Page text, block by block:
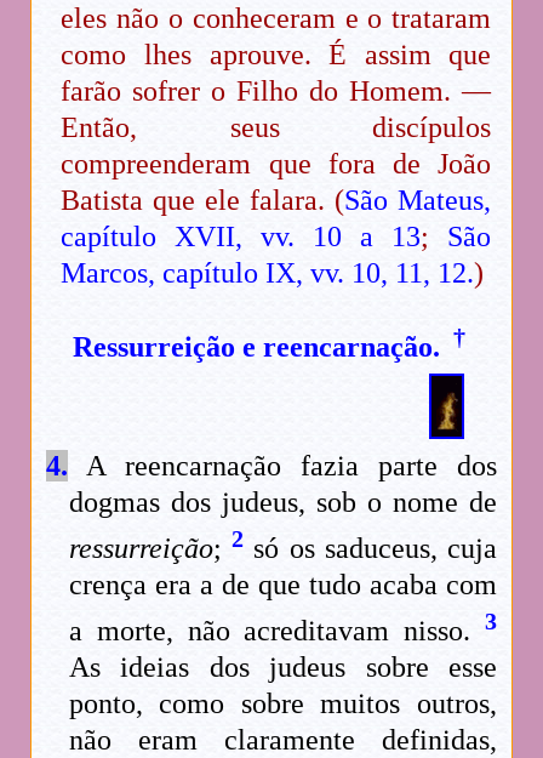
eles não o conheceram e o trataram
como lhes aprouve. É assim que
farão sofrer o Filho do Homem. —
Então, seus discípulos
compreenderam que fora de João
Batista que ele falara. (São Mateus,
capítulo XVII, vv. 10 a 13; São
Marcos, capítulo IX, vv. 10, 11, 12.)
Ressurreição e reencarnação. †
4. A reencarnação fazia parte dos
dogmas dos judeus, sob o nome de
ressurreição;2 só os saduceus, cuja
crença era a de que tudo acaba com
a morte, não acreditavam nisso. 3
As ideias dos judeus sobre esse
ponto, como sobre muitos outros,
não eram claramente definidas,